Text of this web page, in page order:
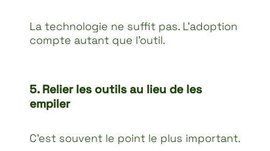
La technologie ne suffit pas. L’adoption
compte autant que l’outil.
5. Relier les outils au lieu de les
empiler
C’est souvent le point le plus important.